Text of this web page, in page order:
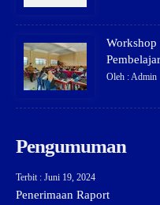
Workshop
Oleh : Admin
Pengumuman
Terbit : Juni 19, 2024
Penerimaan Raport